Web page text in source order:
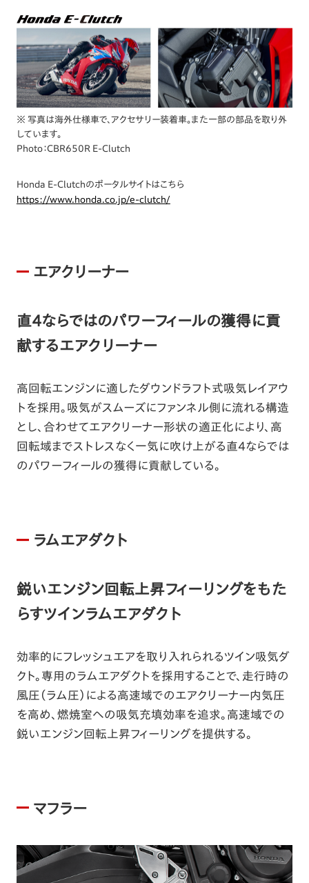
※ 写真は海外仕様車で、アクセサリー装着車。また一部の部品を取り外
しています。
Photo：CBR650R E-Clutch
Honda E-Clutchのポータルサイトはこちら
https://www.honda.co.jp/e-clutch/
エアクリーナー
直4ならではのパワーフィールの獲得に貢
献するエアクリーナー
高回転エンジンに適したダウンドラフト式吸気レイアウ
トを採用。吸気がスムーズにファンネル側に流れる構造
とし、合わせてエアクリーナー形状の適正化により、高
回転域までストレスなく一気に吹け上がる直4ならでは
のパワーフィールの獲得に貢献している。
ラムエアダクト
鋭いエンジン回転上昇フィーリングをもた
らすツインラムエアダクト
効率的にフレッシュエアを取り入れられるツイン吸気ダ
クト。専用のラムエアダクトを採用することで、走行時の
風圧（ラム圧）による高速域でのエアクリーナー内気圧
を高め、燃焼室への吸気充填効率を追求。高速域での
鋭いエンジン回転上昇フィーリングを提供する。
マフラー